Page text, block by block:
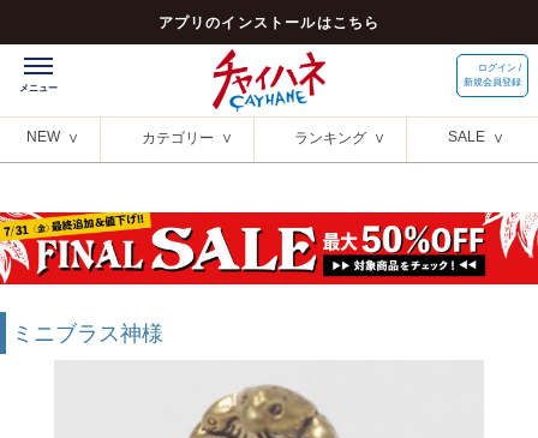
アプリのインストールはこちら
ログイン /
新規会員登録
NEW カテゴリー ランキング SALE
ミニブラス神様